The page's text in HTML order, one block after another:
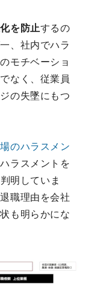
を防止するの
、社内でハラ
モチベーショ
なく、従業員
の失墜にもつ
のハラスメン
ラスメントを
明していま
職理由を会社
も明らかにな